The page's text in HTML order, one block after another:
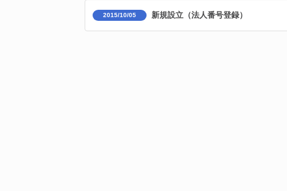
2015/10/05 新規設立（法人番号登録）